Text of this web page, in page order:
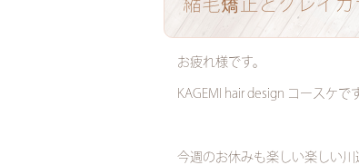
縮毛矯正とグレイカ
お疲れ様です。
KAGEMI hair design コースケです
今週のお休みも楽しい楽しい川